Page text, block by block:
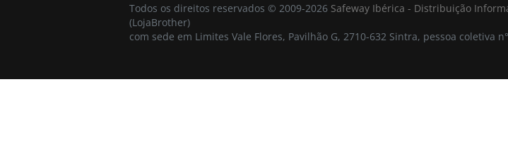
Todos os direitos reservados © 2009-2026 Safeway Ibérica - Distribuição
(LojaBrother)
com sede em Limites Vale Flores, Pavilhão G, 2710-632 Sintra, pessoa coletiva